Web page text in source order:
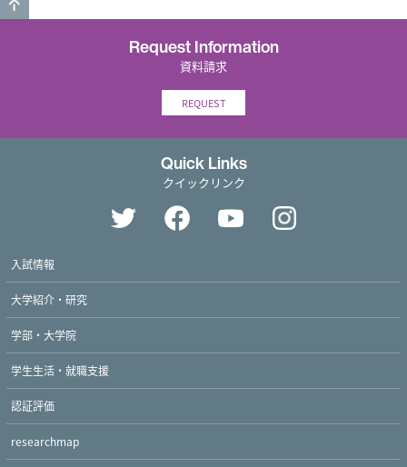
Request Information
資料請求
REQUEST
Quick Links
クイックリンク
Twitter FacebookYouTube
入試情報
大学紹介・研究
学部・大学院
学生生活・就職支援
認証評価
researchmap